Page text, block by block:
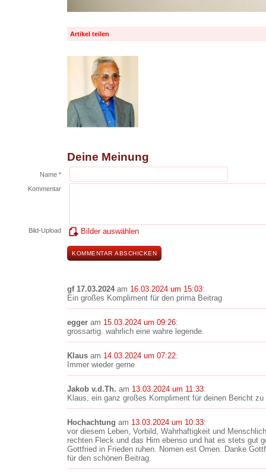
Artikel teilen
Deine Meinung
Name *
Kommentar
Bild-Upload Bilder auswählen
gf 17.03.2024am 16.03.2024 um 15:03:
Ein großes Kompliment für den prima Beitrag
egger am 15.03.2024 um 09:26:
grossartig. wahrlich eine wahre legende.
Klaus am 14.03.2024 um 07:22:
Immer wieder gerne
Jakob v.d.Th. am 13.03.2024 um 11:33:
Klaus, ein ganz großes Kompliment für deinen Bericht
Hochachtung am 13.03.2024 um 10:33:
vor diesem Leben, Vorbild, Wahrhaftigkeit und
rechten Fleck und das Hirn ebenso und hat es stets gut
Gottfried in Frieden ruhen. Nomen est Omen. Danke
für den schönen Beitrag.